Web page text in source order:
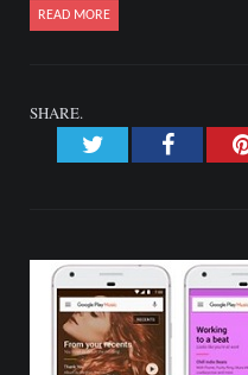
READ MORE
SHARE.
Twitter